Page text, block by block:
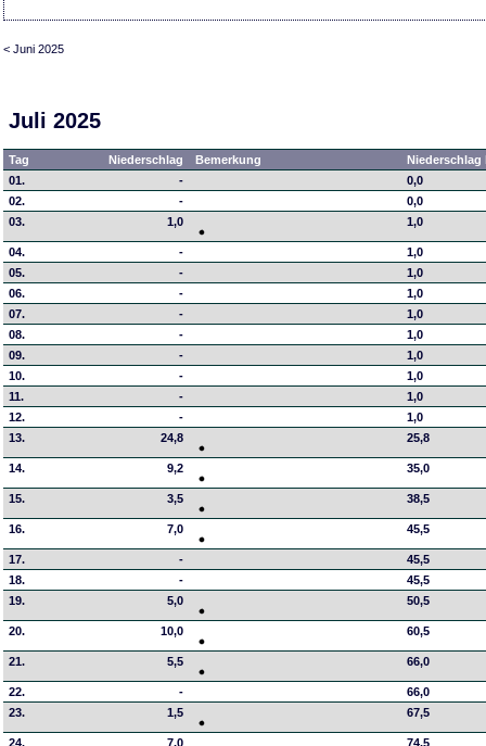
< Juni 2025
Juli 2025
Tag Niederschlag Bemerkung
01.
-
0,0
02.
-
0,0
03.
1,0 1,0
04. -
1,0
05.
-
1,0
06.
-
1,0
07.
-
1,0
08.
-
1,0
09.
-
1,0
10.
-
1,0
11.
-
1,0
12.
-
1,0
13.
24,8 25,8
14. 9,2 35,0
15. 3,5 38,5
16. 7,0 45,5
17. -
45,5
18.
-
45,5
19.
5,0 50,5
20. 10,0 60,5
21. 5,5 66,0
22. -
66,0
23.
1,5 67,5
24. 7,0 74,5